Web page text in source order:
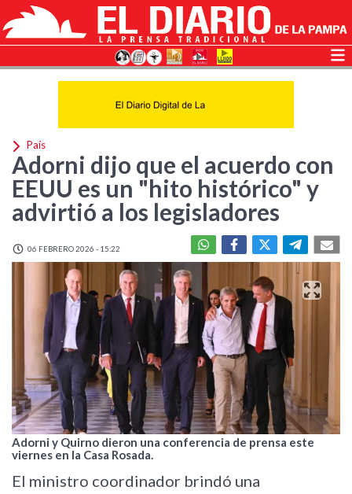
País
Adorni dijo que el acuerdo con
EEUU es un "hito histórico" y
advirtió a los legisladores
06 FEBRERO 2026 - 15:22
Adorni y Quirno dieron una conferencia de prensa este
viernes en la Casa Rosada.
El ministro coordinador brindó una